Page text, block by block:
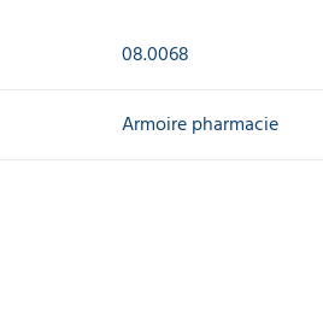
08.0068
Armoire pharmacie